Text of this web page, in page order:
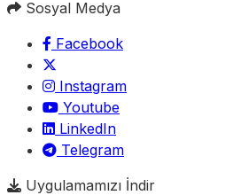
Sosyal Medya
Facebook
Instagram
Youtube
LinkedIn
Telegram
Uygulamamızı İndir